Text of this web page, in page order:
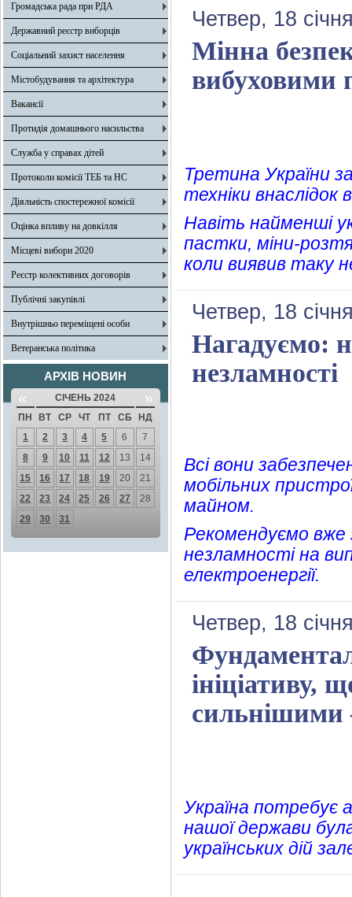
Громадська рада при РДА
Державний реєстр виборців
Соціальний захист населення
Містобудування та архітектура
Вакансії
Протидія домашнього насильства
Служба у справах дітей
Протоколи комісії ТЕБ та НС
Діяльність спостережної комісії
Оцінка впливу на довкілля
Місцеві вибори 2020
Реєстр колективних договорів
Публічні закупівлі
Внутрішньо переміщені особи
Ветеранська політика
АРХІВ НОВИН
« СІЧЕНЬ 2024 »
ПН ВТ СР ЧТ ПТ СБ
НД
1
2 3 4 5 6
7
8
9 10 11 12 13
14
15
16 17 18 19 20
21
22
23 24 25 26 27
28
29
30 31
Четвер, 18
Мінна
вибуховими
Третина України
техніки внаслідок
Навіть найменші
пастки, міни-
коли виявив таку
Четвер, 18
Нагадуємо:
незламності
Всі вони
мобільних
майном.
Рекомендуємо вже
незламності на
електроенергії.
Четвер, 18
ініціативу,
сильнішими
Україна потребує
нашої держави
українських дій